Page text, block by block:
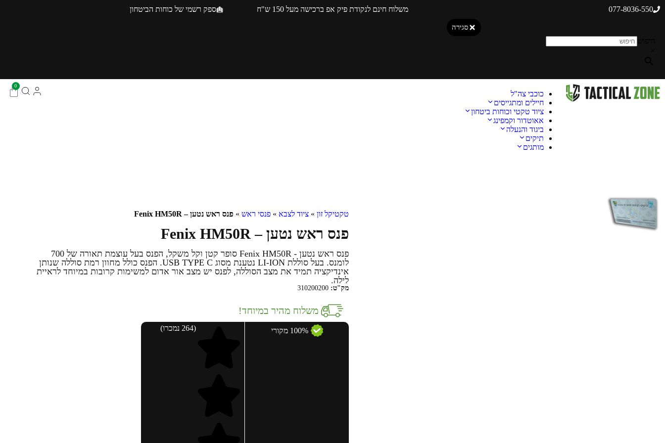
077-8036-550 משלוח חינם לנקודת פיק אפ ברכישה מעל 150 ש"ח ספק רשמי של כוחות הביטחון
סגירה
כוכבי צה"ל
חיילים ומתגייסים
ציוד טקטי וכוחות ביטחון
אאוטדור וקמפינג
ביגוד והנעלה
תיקים
מותגים
0
טקטיקל זון » ציוד לצבא » פנסי ראש » פנס ראש נטען – Fenix HM50R
פנס ראש נטען – Fenix HM50R
פנס ראש נטען - Fenix HM50R סופר קטן וקל משקל, הפנס בעל עוצמת תאורה של 700
לומנס. בעל סוללת LI-ION נטענת מסוג USB TYPE C. הפנס כולל מחוון רמת סוללה שנותן
אינדיקציה תמיד את מצב הסוללה, לפנס יש מצב אור אדום למשימות קרובות במיוחד לראיית
לילה.
מק"ט:
משלוח מהיר במיוחד!
100% מקורי (264 נמכרו)